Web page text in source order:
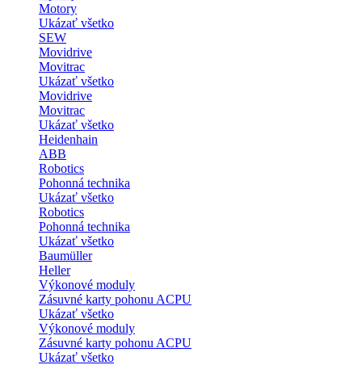
Motory
Ukázať všetko
SEW
Movidrive
Movitrac
Ukázať všetko
Movidrive
Movitrac
Ukázať všetko
Heidenhain
ABB
Robotics
Pohonná technika
Ukázať všetko
Robotics
Pohonná technika
Ukázať všetko
Baumüller
Heller
Výkonové moduly
Zásuvné karty pohonu ACPU
Ukázať všetko
Výkonové moduly
Zásuvné karty pohonu ACPU
Ukázať všetko